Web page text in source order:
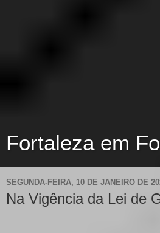
Fortaleza em
SEGUNDA-FEIRA, 10 DE JANEIRO DE
Na Vigência da Lei de